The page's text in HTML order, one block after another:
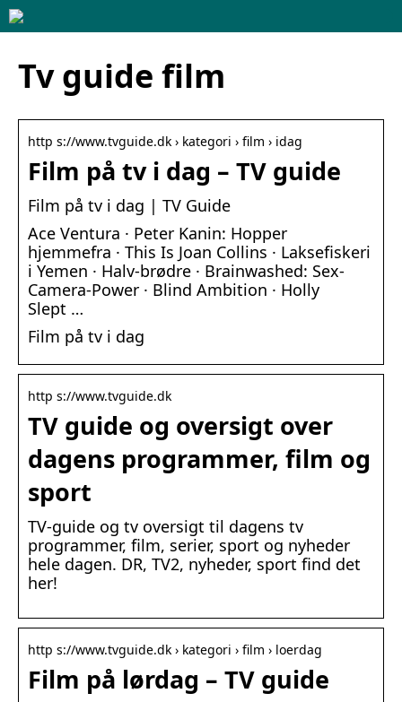
Tv guide film
http s://www.tvguide.dk › kategori › film › idag
Film på tv i dag – TV guide
Film på tv i dag | TV Guide
Ace Ventura · Peter Kanin: Hopper
hjemmefra · This Is Joan Collins · Laksefiskeri
i Yemen · Halv-brødre · Brainwashed: Sex-
Camera-Power · Blind Ambition · Holly
Slept …
Film på tv i dag
http s://www.tvguide.dk
TV guide og oversigt over
dagens programmer, film og
sport
TV-guide og tv oversigt til dagens tv
programmer, film, serier, sport og nyheder
hele dagen. DR, TV2, nyheder, sport find det
her!
http s://www.tvguide.dk › kategori › film › loerdag
Film på lørdag – TV guide